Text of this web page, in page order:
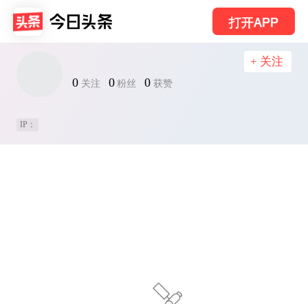
打开APP
0 关注 0 粉丝 0 获赞
+ 关注
IP：